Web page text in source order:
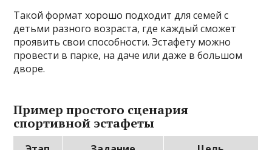
Такой формат хорошо подходит для семей с
детьми разного возраста, где каждый сможет
проявить свои способности. Эстафету можно
провести в парке, на даче или даже в большом
дворе.
Пример простого сценария
спортивной эстафеты